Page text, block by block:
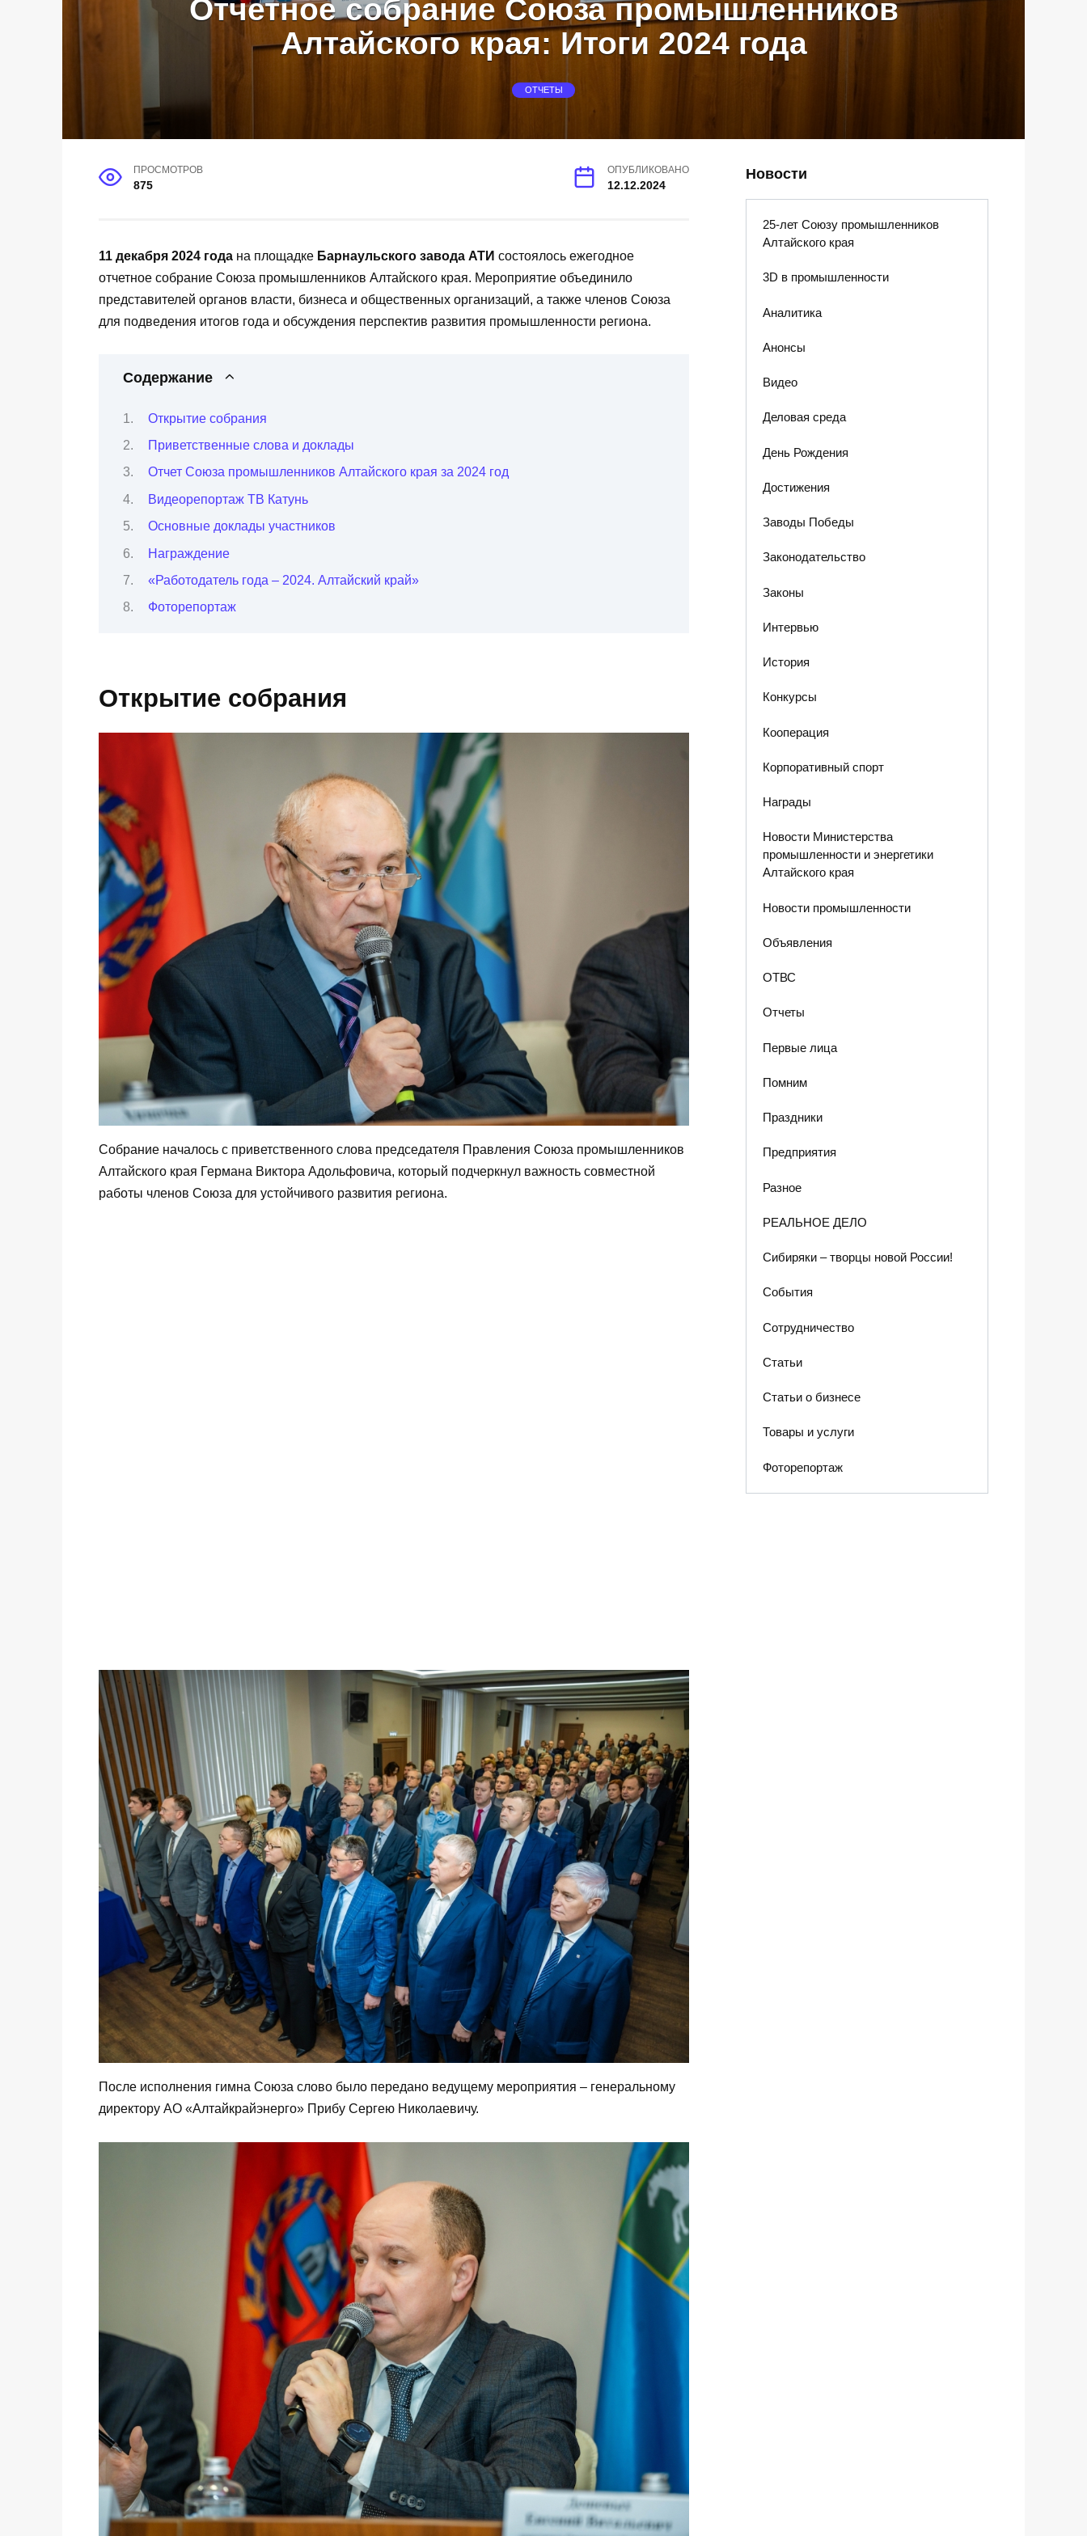
Отчетное собрание Союза промышленников
Алтайского края: Итоги 2024 года
ОТЧЕТЫ
ПРОСМОТРОВ
875
ОПУБЛИКОВАНО
12.12.2024
11 декабря 2024 года на площадке Барнаульского завода АТИ состоялось ежегодное
отчетное собрание Союза промышленников Алтайского края. Мероприятие объединило
представителей органов власти, бизнеса и общественных организаций, а также членов Союза
для подведения итогов года и обсуждения перспектив развития промышленности региона.
Содержание
Открытие собрания
Приветственные слова и доклады
Отчет Союза промышленников Алтайского края за 2024 год
Видеорепортаж ТВ Катунь
Основные доклады участников
Награждение
«Работодатель года – 2024. Алтайский край»
Фоторепортаж
Открытие собрания
Собрание началось с приветственного слова председателя Правления Союза промышленников
Алтайского края Германа Виктора Адольфовича, который подчеркнул важность совместной
работы членов Союза для устойчивого развития региона.
После исполнения гимна Союза слово было передано ведущему мероприятия – генеральному
директору АО «Алтайкрайэнерго» Прибу Сергею Николаевичу.
Новости
25-лет Союзу промышленников
Алтайского края
3D в промышленности
Аналитика
Анонсы
Видео
Деловая среда
День Рождения
Достижения
Заводы Победы
Законодательство
Законы
Интервью
История
Конкурсы
Кооперация
Корпоративный спорт
Награды
Новости Министерства
промышленности и энергетики
Алтайского края
Новости промышленности
Объявления
ОТВС
Отчеты
Первые лица
Помним
Праздники
Предприятия
Разное
РЕАЛЬНОЕ ДЕЛО
Сибиряки – творцы новой России!
События
Сотрудничество
Статьи
Статьи о бизнесе
Товары и услуги
Фоторепортаж